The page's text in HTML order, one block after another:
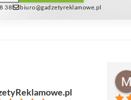
38 biuro@gadzetyreklamowe.pl